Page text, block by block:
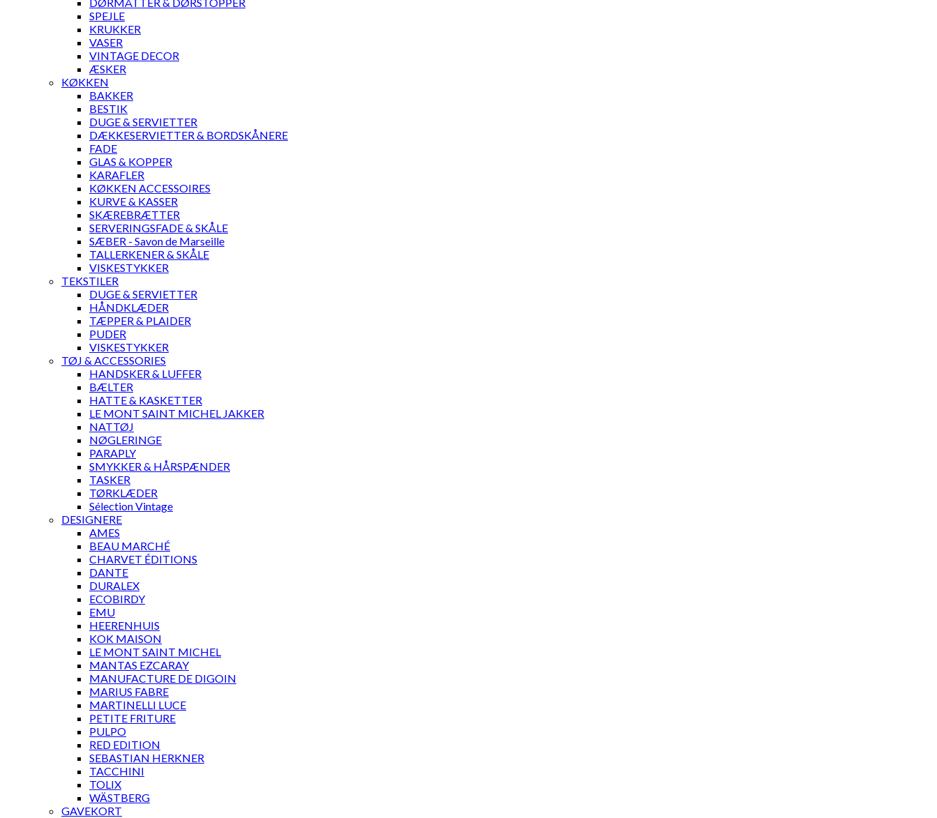
SPEJLE
KRUKKER
VASER
VINTAGE DECOR
ÆSKER
KØKKEN
BAKKER
BESTIK
DUGE & SERVIETTER
DÆKKESERVIETTER & BORDSKÅNERE
FADE
GLAS & KOPPER
KARAFLER
KØKKEN ACCESSOIRES
KURVE & KASSER
SKÆREBRÆTTER
SERVERINGSFADE & SKÅLE
SÆBER - Savon de Marseille
TALLERKENER & SKÅLE
VISKESTYKKER
TEKSTILER
DUGE & SERVIETTER
HÅNDKLÆDER
TÆPPER & PLAIDER
PUDER
VISKESTYKKER
TØJ & ACCESSORIES
HANDSKER & LUFFER
BÆLTER
HATTE & KASKETTER
LE MONT SAINT MICHEL JAKKER
NATTØJ
NØGLERINGE
PARAPLY
SMYKKER & HÅRSPÆNDER
TASKER
TØRKLÆDER
Sélection Vintage
DESIGNERE
AMES
BEAU MARCHÉ
CHARVET ÉDITIONS
DANTE
DURALEX
ECOBIRDY
EMU
HEERENHUIS
KOK MAISON
LE MONT SAINT MICHEL
MANTAS EZCARAY
MANUFACTURE DE DIGOIN
MARIUS FABRE
MARTINELLI LUCE
PETITE FRITURE
PULPO
RED EDITION
SEBASTIAN HERKNER
TACCHINI
TOLIX
WÄSTBERG
GAVEKORT